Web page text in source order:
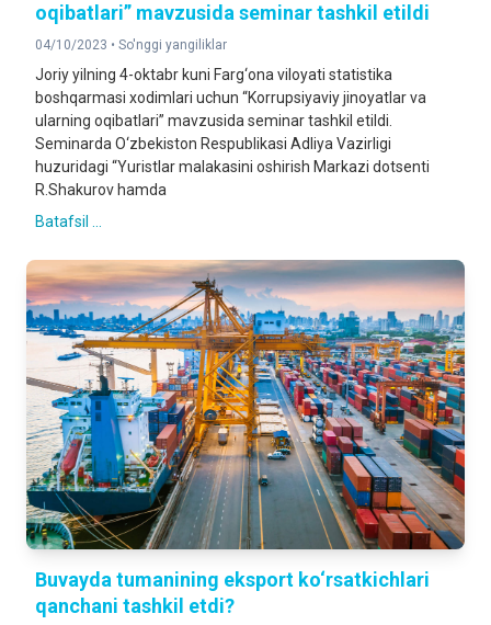
oqibatlari” mavzusida seminar tashkil etildi
04/10/2023 • So'nggi yangiliklar
Joriy yilning 4-oktabr kuni Farg‘ona viloyati statistika
boshqarmasi xodimlari uchun “Korrupsiyaviy jinoyatlar va
ularning oqibatlari” mavzusida seminar tashkil etildi.
Seminarda O‘zbekiston Respublikasi Adliya Vazirligi
huzuridagi “Yuristlar malakasini oshirish Markazi dotsenti
R.Shakurov hamda
Batafsil ...
Buvayda tumanining eksport ko‘rsatkichlari
qanchani tashkil etdi?